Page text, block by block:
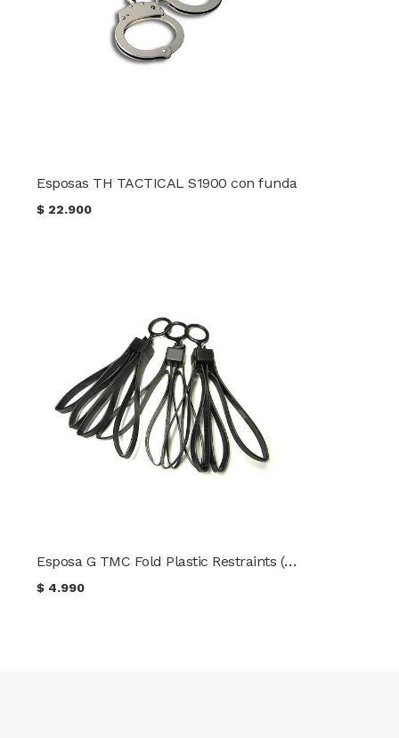
Esposas TH TACTICAL S1900 con funda
$ 22.900
Esposa G TMC Fold Plastic Restraints ( Color NEGRO )
$ 4.990